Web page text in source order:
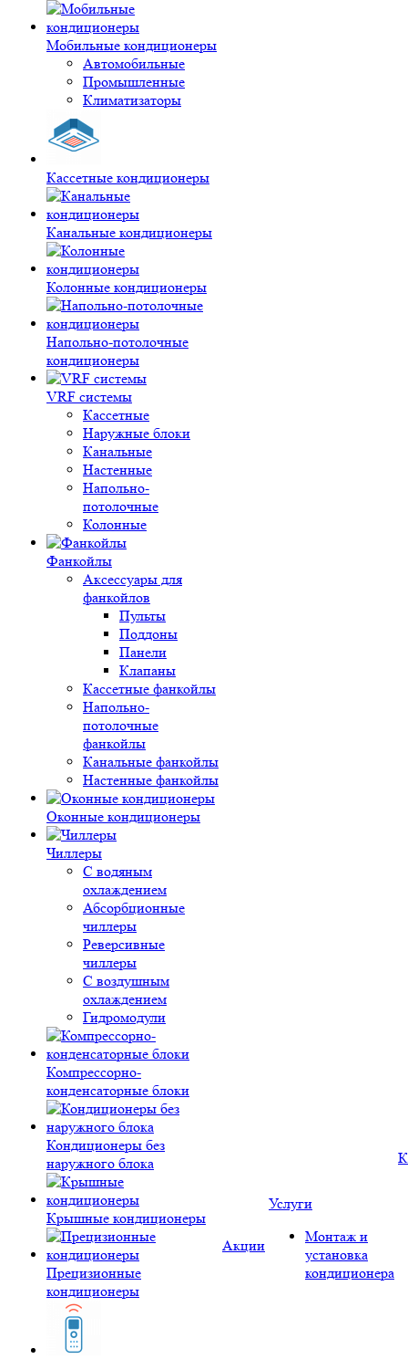
Мобильные кондиционеры
Автомобильные
Промышленные
Климатизаторы
Кассетные кондиционеры
Канальные кондиционеры
Колонные кондиционеры
Напольно-потолочные
кондиционеры
VRF системы
Кассетные
Наружные блоки
Канальные
Настенные
Напольно-
потолочные
Колонные
Фанкойлы
Аксессуары для
фанкойлов
Пульты
Поддоны
Панели
Клапаны
Кассетные фанкойлы
Напольно-
потолочные
фанкойлы
Канальные фанкойлы
Настенные фанкойлы
Оконные кондиционеры
Чиллеры
С водяным
охлаждением
Абсорбционные
чиллеры
Реверсивные
чиллеры
С воздушным
охлаждением
Гидромодули
Компрессорно-
конденсаторные блоки
Кондиционеры без
наружного блока
Крышные кондиционеры
Прецизионные
кондиционеры
Акции
Услуги
Монтаж и
установка
кондиционера